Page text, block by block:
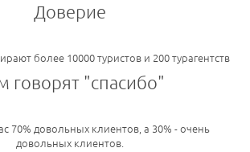
Доверие
более 10000 туристов и 200 турагентств
говорят "спасибо"
70% довольных клиентов, а 30% - очень
довольных клиентов.